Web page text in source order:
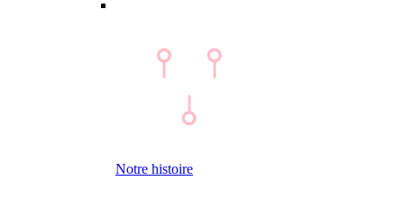
Notre histoire